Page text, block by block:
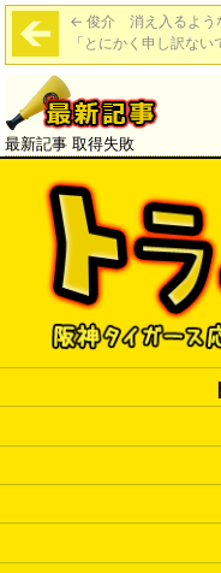
← 俊介 消え入るよう
「とにかく申し訳ない
最新記事 取得失敗